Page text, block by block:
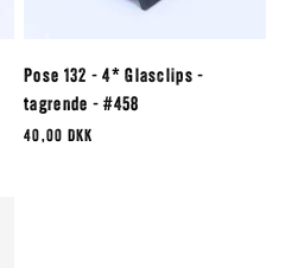
Pose 132 - 4* Glasclips -
tagrende - #458
40,00 DKK